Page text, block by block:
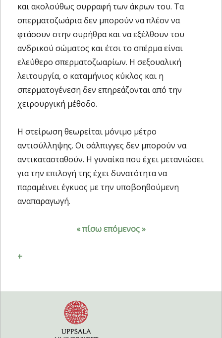
και ακολούθως συρραφή των άκρων του. Τα
σπερματοζωάρια δεν μπορούν να πλέον να
φτάσουν στην ουρήθρα και να εξέλθουν του
ανδρικού σώματος και έτσι το σπέρμα είναι
ελεύθερο σπερματοζωαρίων. Η σεξουαλική
λειτουργία, ο καταμήνιος κύκλος και η
σπερματογένεση δεν επηρεάζονται από την
χειρουργική μέθοδο.
Η στείρωση θεωρείται μόνιμο μέτρο
αντισύλληψης. Οι σάλπιγγες δεν μπορούν να
αντικατασταθούν. Η γυναίκα που έχει μετανιώσει
για την επιλογή της έχει δυνατότητα να
παραμέινει έγκυος με την υποβοηθούμενη
αναπαραγωγή.
« πίσωεπόμενος »
+